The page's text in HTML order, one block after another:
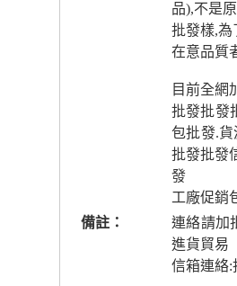
品),不是
批發樣,為
在意品質
目前全網
批發批發
包批發.
批發批發
發
工廠促銷
備註：
連絡請加
進貨貿易
信箱連絡: